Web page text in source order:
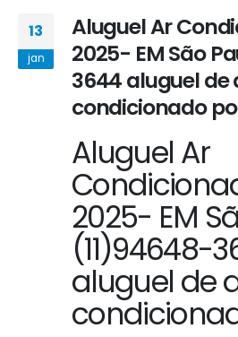
13
jan
Aluguel Ar
2025- EM São
3644 aluguel de
condicionado
Aluguel Ar
2025- EM
(11)94648-
aluguel de